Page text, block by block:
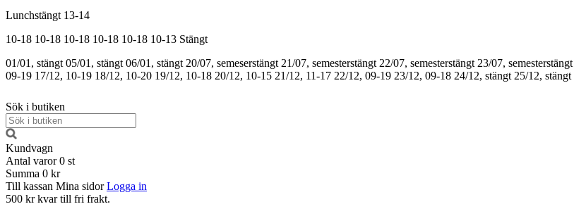
Lunchstängt 13-14
10-18 10-18 10-18 10-18 10-18 10-13 Stängt
01/01, stängt 05/01, stängt 06/01, stängt 20/07, semeserstängt 21/07, semesterstängt 22/07, semesterstängt 23/07, semesterstängt
09-19 17/12, 10-19 18/12, 10-20 19/12, 10-18 20/12, 10-15 21/12, 11-17 22/12, 09-19 23/12, 09-18 24/12, stängt 25/12, stängt
Sök i butiken
Kundvagn
Antal varor 0 st
Summa 0 kr
Till kassan Mina sidor Logga in
500 kr kvar till fri frakt.